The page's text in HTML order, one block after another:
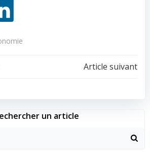
Navigation
de
l’article
Article suivant
un article